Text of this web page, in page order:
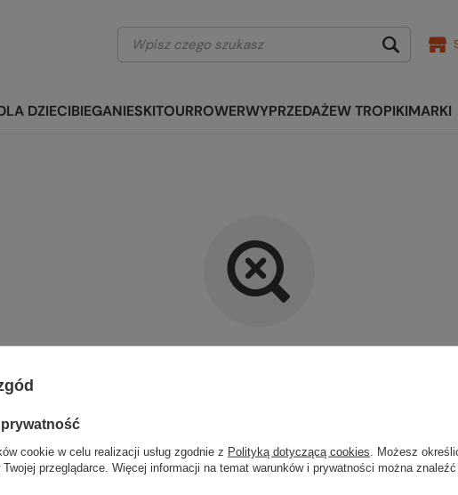
DZIECIBIEGANIESKITOURROWERWYPRZEDAŻEW TROPIKIMARKI
Szukany produkt nie został
Spróbuj sprecyzować dokładniejsze parametry. Skorzystaj z
cookie w celu realizacji usług zgodnie z Polityką dotyczącą cookies . Możesz
przeglądarce. Więcej informacji na temat warunków i prywatności można